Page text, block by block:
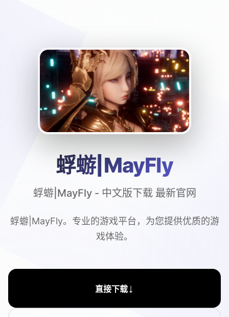
蜉蝣|MayFly
蜉蝣|MayFly - 中文版下载 最新官网
蜉蝣|MayFly。专业的游戏平台，为您提供优质的游
戏体验。
直接下载↓